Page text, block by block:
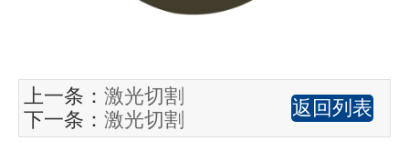
上一条： 激光切割
下一条： 激光切割
返回列表